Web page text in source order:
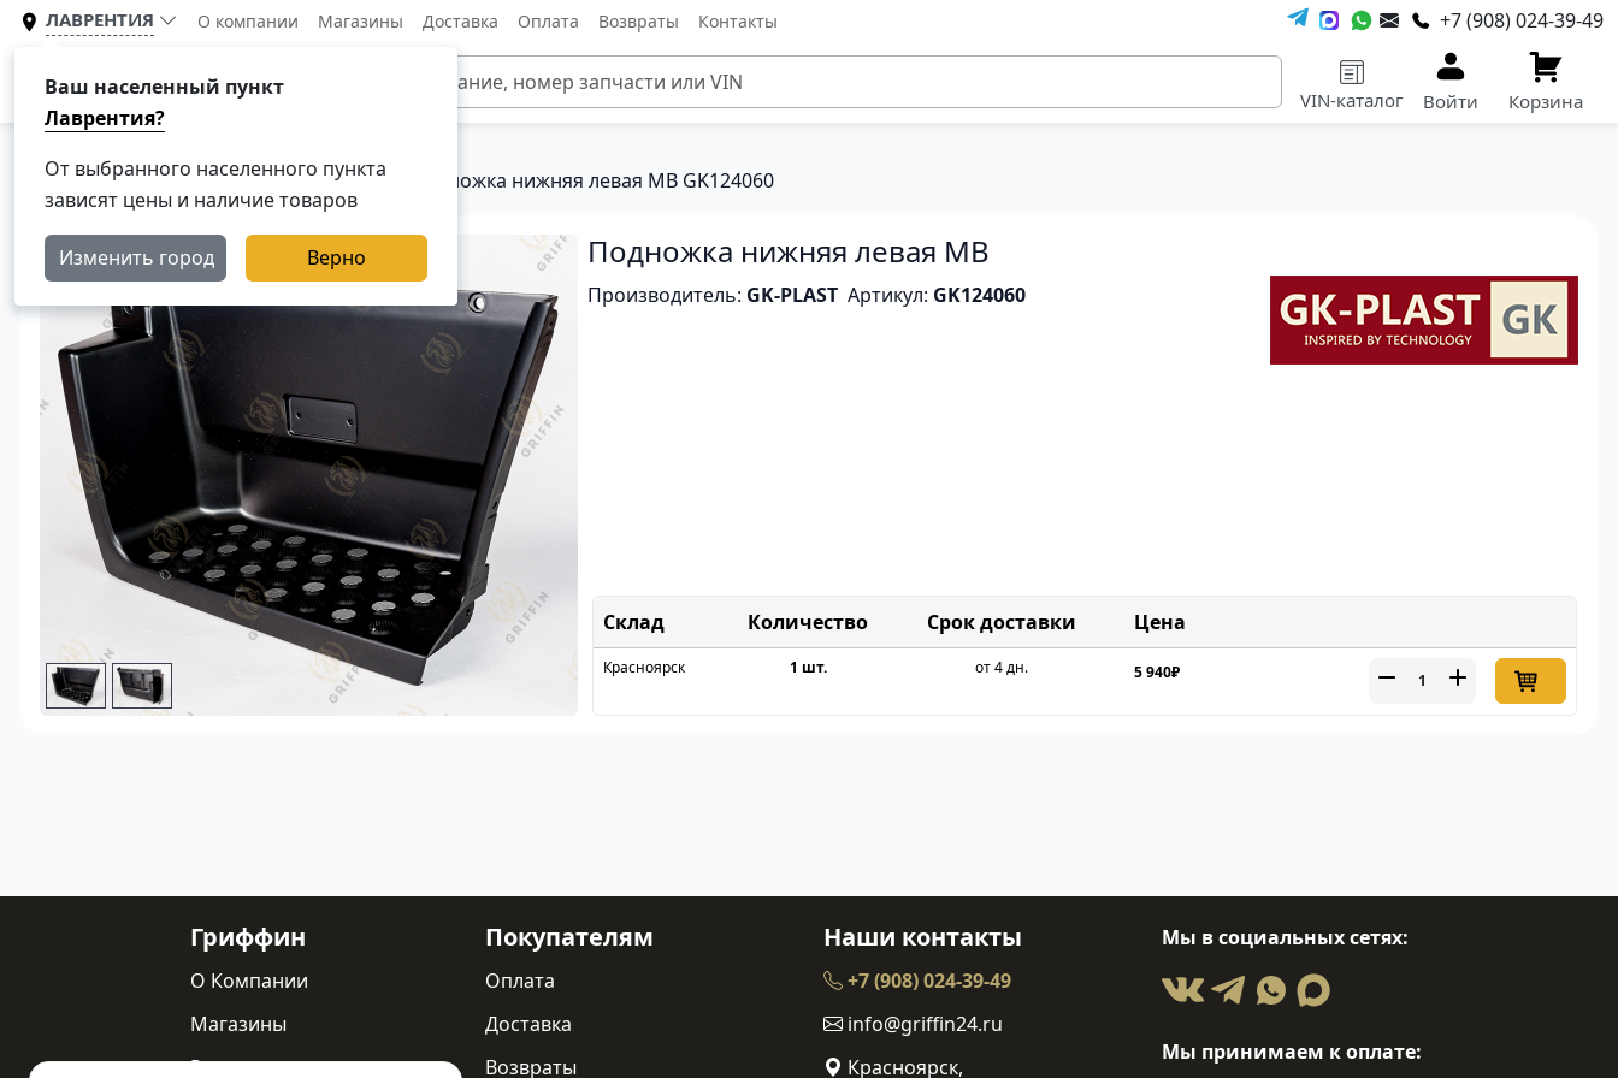
ЛАВРЕНТИЯ
Ваш населенный пункт
Лаврентия?
От выбранного населенного пункта
зависят цены и наличие товаров
Изменить город Верно
О компании Магазины Доставка Оплата Возвраты Контакты +7 (908) 024-39-49
Каталог
VIN-каталог Войти Корзина
Главная Каталог Кузовные детали Подножка нижняя левая MB GK124060
Подножка нижняя левая MB
Производитель: GK-PLAST Артикул: GK124060
Склад Срок доставки Цена
Красноярск 1 шт. от 4 дн. 5 940₽
Гриффин
О Компании
Магазины
Реквизиты
Покупателям
Оплата
Доставка
Возвраты
Наши контакты
+7 (908) 024-39-49
info@griffin24.ru
Красноярск,
Мы в социальных сетях:
Мы принимаем к оплате: